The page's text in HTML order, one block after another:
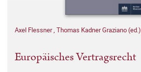
Axel Flessner, Thomas Kadner Graziano (ed.)
Europäisches Vertragsrecht